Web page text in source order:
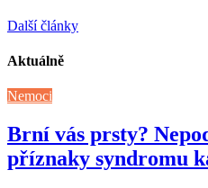
Další články
Aktuálně
Nemoci
Brní vás prsty?
příznaky syndromu